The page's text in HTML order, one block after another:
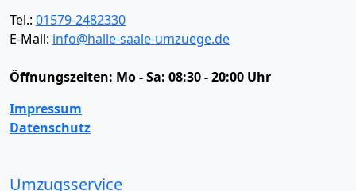
Tel.: 01579-2482330
E-Mail: info@halle-saale-umzuege.de
Öffnungszeiten: Mo - Sa: 08:30 - 20:00 Uhr
Impressum
Datenschutz
Umzugsservice